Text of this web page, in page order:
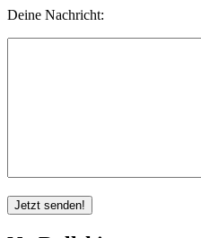
Deine Nachricht: